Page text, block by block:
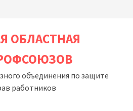
ОБЛАСТНАЯ
объединения по защите
работников